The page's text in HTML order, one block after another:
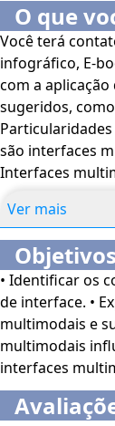
área de Jogos
seguintes
tradução
esses
habilite de
até 120 dias
O que
Você terá
infográfico, E-
com a
sugeridos, como
são interfaces
Interfaces
Ver mais
• Identificar os
de interface. •
multimodais e
multimodais
interfaces